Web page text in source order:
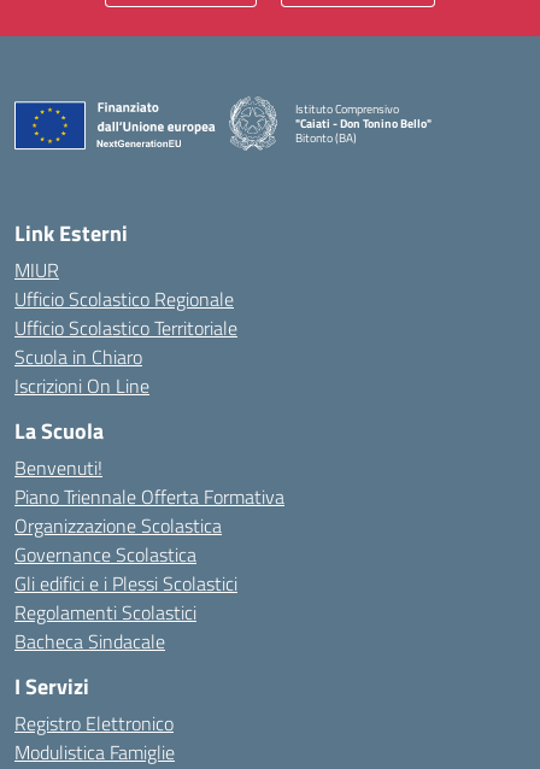
Istituto Comprensivo
"Caiati - Don Tonino Bello"
Bitonto (BA)
Link Esterni
MIUR
Ufficio Scolastico Regionale
Ufficio Scolastico Territoriale
Scuola in Chiaro
Iscrizioni On Line
La Scuola
Benvenuti!
Piano Triennale Offerta Formativa
Organizzazione Scolastica
Governance Scolastica
Gli edifici e i Plessi Scolastici
Regolamenti Scolastici
Bacheca Sindacale
I Servizi
Registro Elettronico
Modulistica Famiglie